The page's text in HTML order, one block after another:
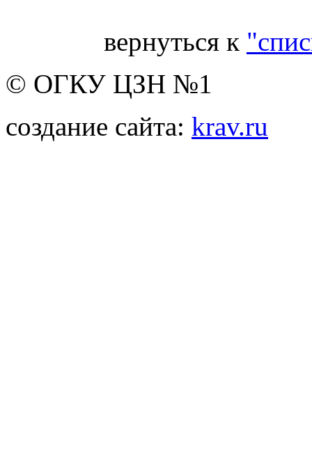
вернуться к
© ОГКУ ЦЗН №1
создание сайта: krav.ru